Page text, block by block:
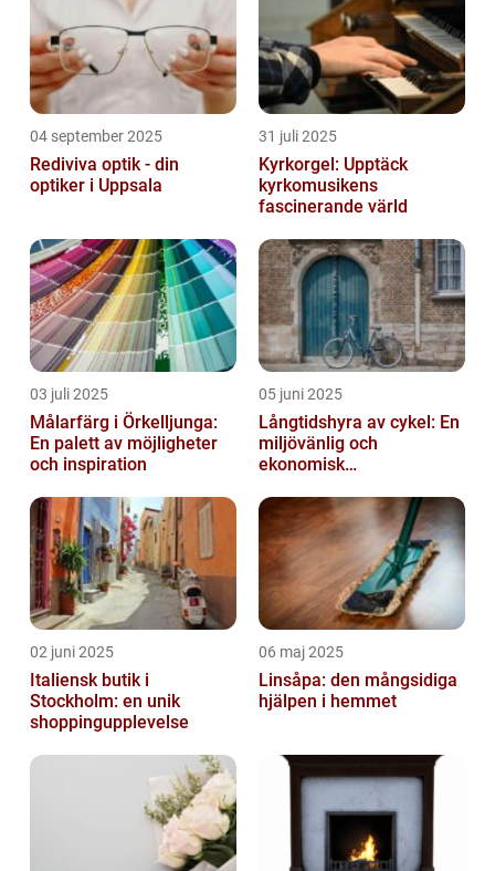
04 september 2025
Rediviva optik - din
optiker i Uppsala
31 juli 2025
Kyrkorgel: Upptäck
kyrkomusikens
fascinerande värld
03 juli 2025
Målarfärg i Örkelljunga:
En palett av möjligheter
och inspiration
05 juni 2025
Långtidshyra av cykel: En
miljövänlig och
ekonomisk
02 juni 2025
Italiensk butik i
Stockholm: en unik
shoppingupplevelse
06 maj 2025
Linsåpa: den mångsidiga
hjälpen i hemmet